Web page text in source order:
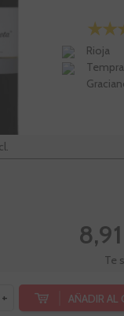
Rioja
Te
+ AÑADIR AL